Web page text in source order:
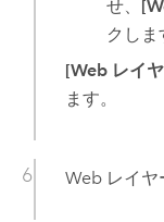
せ、
クしま
[Web レイ
ます。
Web レイヤ